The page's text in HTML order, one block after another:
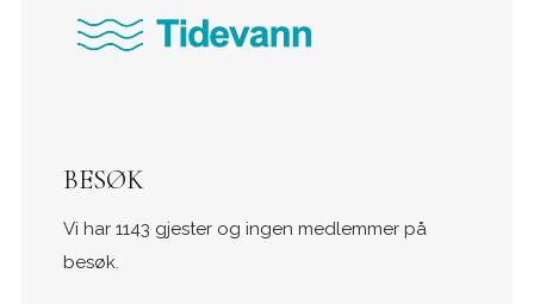
BESØK
Vi har 1143 gjester og ingen medlemmer på
besøk.